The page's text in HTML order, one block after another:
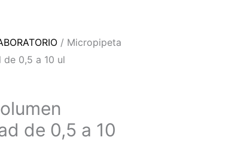
/ Micropipeta
0,5 a 10 ul
de 0,5 a 10